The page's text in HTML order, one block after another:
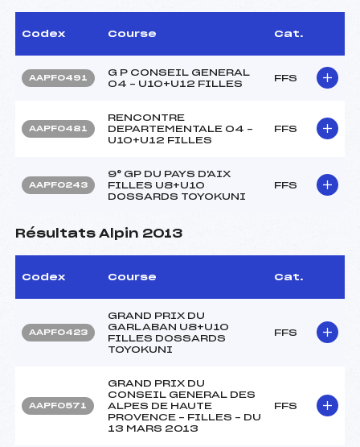
Codex Course Cat.
AAPF0491
G P CONSEIL GENERAL
04 – U10+U12 FILLES
FFS
AAPF0481
RENCONTRE
DEPARTEMENTALE 04 –
U10+U12 FILLES
FFS
AAPF0243
9° GP DU PAYS D'AIX
FILLES U8+U10
DOSSARDS TOYOKUNI
FFS
Résultats Alpin 2013
Codex Course Cat.
AAPF0423
GRAND PRIX DU
GARLABAN U8+U10
FILLES DOSSARDS
TOYOKUNI
FFS
AAPF0571
GRAND PRIX DU
CONSEIL GENERAL DES
ALPES DE HAUTE
PROVENCE – FILLES – DU
13 MARS 2013
FFS